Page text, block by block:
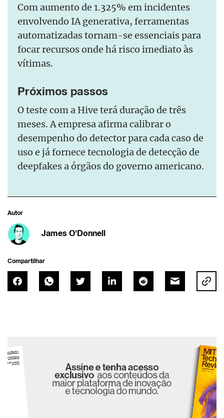
Com aumento de 1.325% em incidentes
envolvendo IA generativa, ferramentas
automatizadas tornam-se essenciais para
focar recursos onde há risco imediato às
vítimas.
Próximos passos
O teste com a Hive terá duração de três
meses. A empresa afirma calibrar o
desempenho do detector para cada caso de
uso e já fornece tecnologia de detecção de
deepfakes a órgãos do governo americano.
Autor
James O'Donnell
Compartilhar